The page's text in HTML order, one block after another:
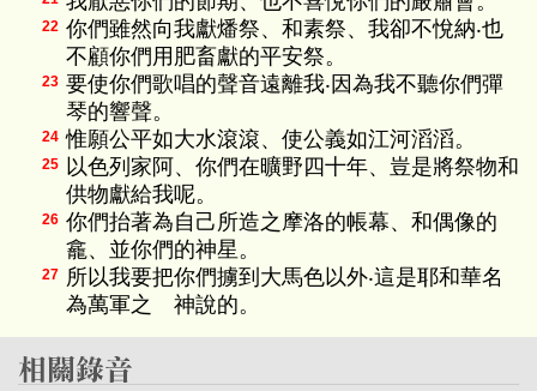
22 你們雖然向我獻燔祭、和素祭、我卻不悅納‧也
不顧你們用肥畜獻的平安祭。
23 要使你們歌唱的聲音遠離我‧因為我不聽你們彈
琴的響聲。
24 惟願公平如大水滾滾、使公義如江河滔滔。
25 以色列家阿、你們在曠野四十年、豈是將祭物和
供物獻給我呢。
26 你們抬著為自己所造之摩洛的帳幕、和偶像的
龕、並你們的神星。
27 所以我要把你們擄到大馬色以外‧這是耶和華名
為萬軍之 神說的。